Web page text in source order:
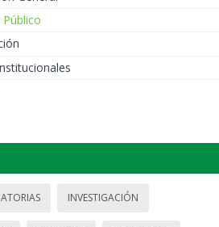
INVESTIGACIÓN